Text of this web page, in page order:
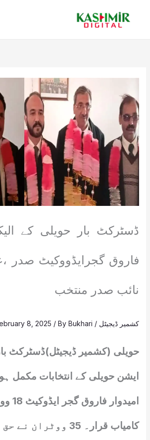
ڈسٹرکٹ بار حویلی کے
فاروق گجرایڈووکیٹ صدر
نائب صدر منتخب
کشمیر ڈیجیٹل /
8, 2025 / ByBukhari
حویلی (کشمیر ڈیجیٹل)ڈسٹرکٹ
ایشن حویلی کے انتخابات مکمل
امیدوار
کامیاب قرار۔ 35